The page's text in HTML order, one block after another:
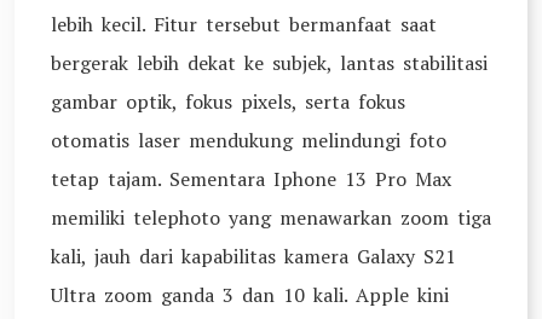
lebih kecil. Fitur tersebut bermanfaat saat
bergerak lebih dekat ke subjek, lantas stabilitasi
gambar optik, fokus pixels, serta fokus
otomatis laser mendukung melindungi foto
tetap tajam. Sementara Iphone 13 Pro Max
memiliki telephoto yang menawarkan zoom tiga
kali, jauh dari kapabilitas kamera Galaxy S21
Ultra zoom ganda 3 dan 10 kali. Apple kini